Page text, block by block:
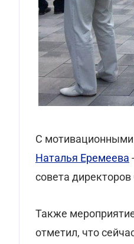
С
Наталья Еремеева
совета
Также
отметил, что